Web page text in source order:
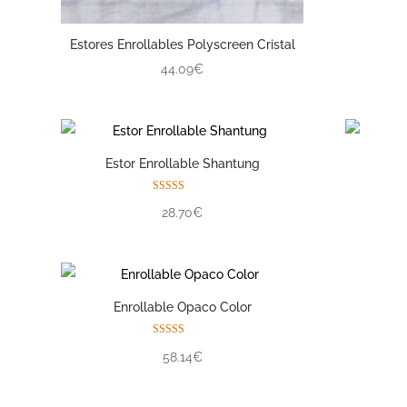
Estores Enrollables Polyscreen Cristal
44.09€
Estor Enrollable Shantung
5.00
de 5
28.70€
Enrollable Opaco Color
5.00
de 5
58.14€